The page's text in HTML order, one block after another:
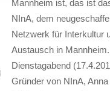
Mannheim ist, das ist
NInA, dem
Netzwerk für Interkultur
Austausch in
Dienstagabend
Gründer von NInA,